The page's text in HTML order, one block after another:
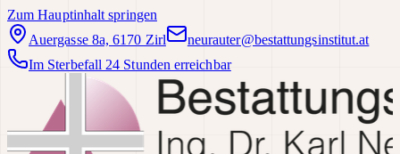
Zum Hauptinhalt springen
Auergasse 8a, 6170 Zirl
neurauter@bestattungsinstitut.at
Im Sterbefall 24 Stunden erreichbar